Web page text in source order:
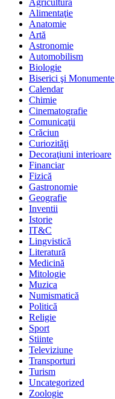
Alimentaţie
Anatomie
Artă
Astronomie
Automobilism
Biologie
Biserici şi Monumente
Calendar
Chimie
Cinematografie
Comunicaţii
Crăciun
Curiozităţi
Decoraţiuni interioare
Financiar
Fizică
Gastronomie
Geografie
Inventii
Istorie
IT&C
Lingvistică
Literatură
Medicină
Mitologie
Muzica
Numismatică
Politică
Religie
Sport
Stiinte
Televiziune
Transporturi
Turism
Uncategorized
Zoologie